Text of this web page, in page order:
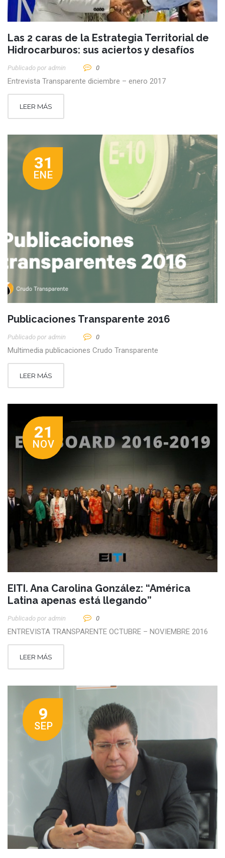
Las 2 caras de la Estrategia Territorial de
Hidrocarburos: sus aciertos y desafíos
Publicado por Admin 0
Entrevista Transparente diciembre – enero 2017
LEER MÁS
31
ENE
Publicaciones Transparente 2016
Publicado por Admin 0
Multimedia publicaciones Crudo Transparente
LEER MÁS
21
NOV
EITI. Ana Carolina González: “América
Latina apenas está llegando”
Publicado por Admin 0
ENTREVISTA TRANSPARENTE OCTUBRE – NOVIEMBRE 2016
LEER MÁS
9
SEP